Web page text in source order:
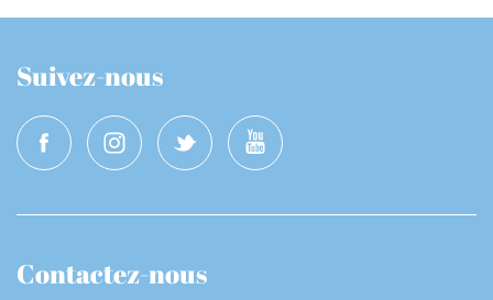
Suivez-nous
Contactez-nous